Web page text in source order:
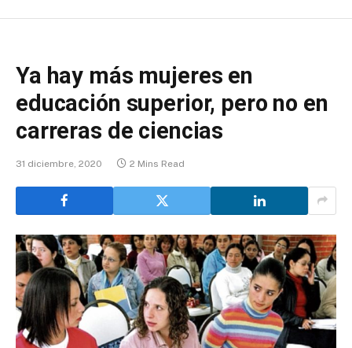
Ya hay más mujeres en
educación superior, pero no en
carreras de ciencias
31 diciembre, 2020 2 Mins Read